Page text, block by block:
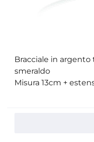
Bracciale in
smeraldo
Misura 13cm +